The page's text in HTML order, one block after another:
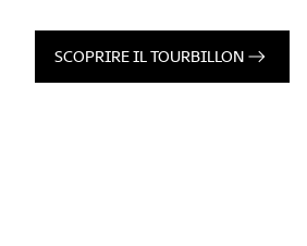
SCOPRIRE IL TOURBILLON